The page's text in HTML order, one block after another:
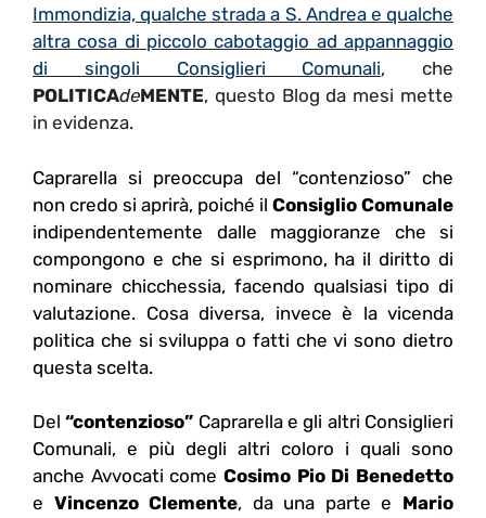
Immondizia, qualche strada a S. Andrea e qualche
altra cosa di piccolo cabotaggio ad appannaggio
di singoli Consiglieri Comunali, che
POLITICAdeMENTE, questo Blog da mesi mette
in evidenza.
Caprarella si preoccupa del “contenzioso” che
non credo si aprirà, poiché il Consiglio Comunale
indipendentemente dalle maggioranze che si
compongono e che si esprimono, ha il diritto di
nominare chicchessia, facendo qualsiasi tipo di
valutazione. Cosa diversa, invece è la vicenda
politica che si sviluppa o fatti che vi sono dietro
questa scelta.
Del“contenzioso” Caprarella e gli altri Consiglieri
Comunali, e più degli altri coloro i quali sono
anche Avvocati come Cosimo Pio Di Benedetto
e Vincenzo Clemente, da una parte e Mario